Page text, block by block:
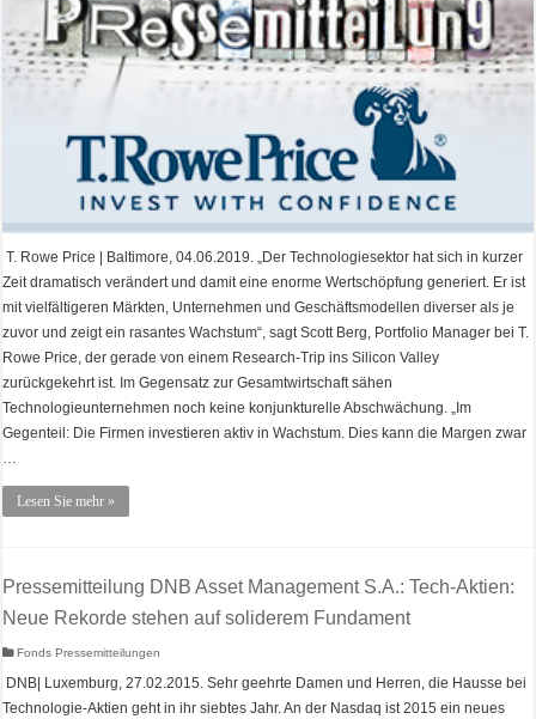
T. Rowe Price | Baltimore, 04.06.2019. „Der Technologiesektor hat sich in kurzer
Zeit dramatisch verändert und damit eine enorme Wertschöpfung generiert. Er ist
mit vielfältigeren Märkten, Unternehmen und Geschäftsmodellen diverser als je
zuvor und zeigt ein rasantes Wachstum“, sagt Scott Berg, Portfolio Manager bei T.
Rowe Price, der gerade von einem Research-Trip ins Silicon Valley
zurückgekehrt ist. Im Gegensatz zur Gesamtwirtschaft sähen
Technologieunternehmen noch keine konjunkturelle Abschwächung. „Im
Gegenteil: Die Firmen investieren aktiv in Wachstum. Dies kann die Margen zwar
Lesen Sie mehr »
Pressemitteilung DNB Asset Management S.A.: Tech-Aktien:
Neue Rekorde stehen auf soliderem Fundament
Fonds Pressemitteilungen
DNB| Luxemburg, 27.02.2015. Sehr geehrte Damen und Herren, die Hausse bei
Technologie-Aktien geht in ihr siebtes Jahr. An der Nasdaq ist 2015 ein neues